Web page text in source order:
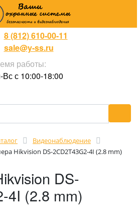
8 (812) 610-00-11
sale@y-ss.ru
работы:
с 10:00-18:00
Видеонаблюдение
Hikvision DS-2CD2T43G2-4I (2.8 mm)
DS-
4I (2.8 mm)